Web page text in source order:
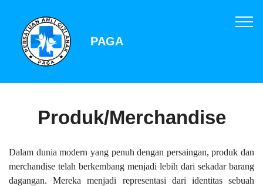
PAGA
Produk/Merchandise
Dalam dunia modern yang penuh dengan persaingan, produk dan
merchandise telah berkembang menjadi lebih dari sekadar barang
dagangan. Mereka menjadi representasi dari identitas sebuah